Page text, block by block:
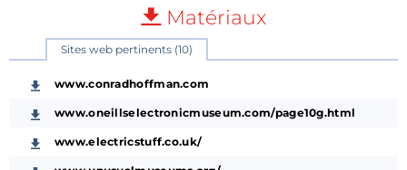
Matériaux
Sites web pertinents (10)
www.conradhoffman.com
www.oneillselectronicmuseum.com/page10g.html
www.electricstuff.co.uk/